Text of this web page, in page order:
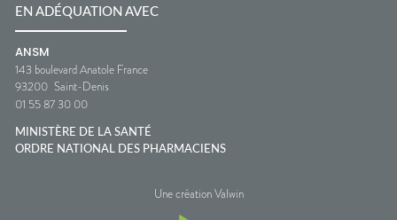
EN ADÉQUATION AVEC
ANSM
143 boulevard Anatole France
93200 Saint-Denis
01 55 87 30 00
MINISTÈRE DE LA SANTÉ
ORDRE NATIONAL DES PHARMACIENS
Une création Valwin